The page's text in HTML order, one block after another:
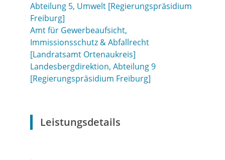
Abteilung 5, Umwelt [Regierungspräsidium
Freiburg]
Amt für Gewerbeaufsicht,
Immissionsschutz & Abfallrecht
[Landratsamt Ortenaukreis]
Landesbergdirektion, Abteilung 9
[Regierungspräsidium Freiburg]
Leistungsdetails